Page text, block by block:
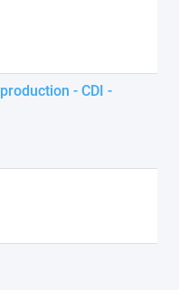
- CDI -